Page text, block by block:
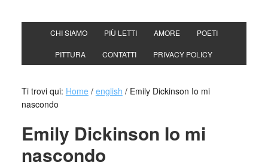
CHI SIAMO PIÙ LETTI AMORE POETI
PITTURA CONTATTI PRIVACY POLICY
Ti trovi qui: Home / english /Emily Dickinson Io mi
nascondo
Emily Dickinson Io mi
nascondo